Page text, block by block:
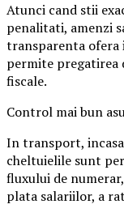
Atunci cand stii
penalitati, amenzi
transparenta ofera
permite
fiscale.
Control mai bun
In transport,
cheltuielile sunt
fluxului de
plata salariilor, a